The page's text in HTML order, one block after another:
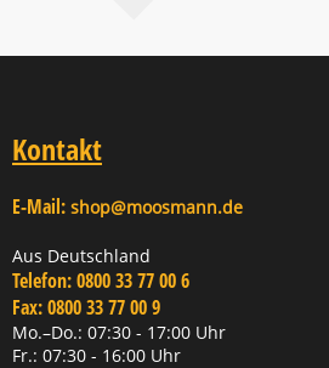
Kontakt
E-Mail: shop@moosmann.de
Aus Deutschland
Telefon:0800 33 77 00 6
Fax:0800 33 77 00 9
Mo.–Do.: 07:30 - 17:00 Uhr
Fr.: 07:30 - 16:00 Uhr